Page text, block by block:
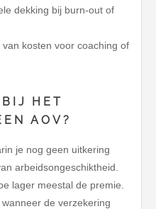
dekking bij burn-out of
kosten voor coaching of
HET
AOV?
je nog geen uitkering
arbeidsongeschiktheid.
lager meestal de premie.
de verzekering